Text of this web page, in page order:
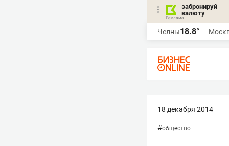
забронируй
валюту
Челны18.8°
18 декабря 2014
#общество